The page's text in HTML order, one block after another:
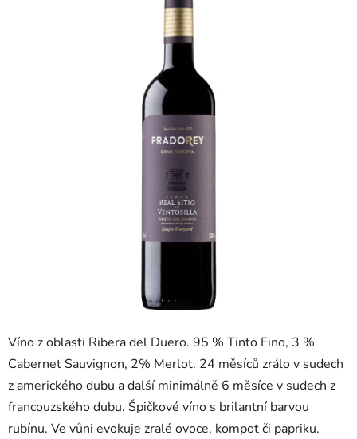
Víno z oblasti Ribera del Duero. 95 % Tinto Fino, 3 %
Cabernet Sauvignon, 2% Merlot. 24 měsíců zrálo v sudech
z amerického dubu a další minimálně 6 měsíce v sudech z
francouzského dubu. Špičkové víno s brilantní barvou
rubínu. Ve vůni evokuje zralé ovoce, kompot či papriku.